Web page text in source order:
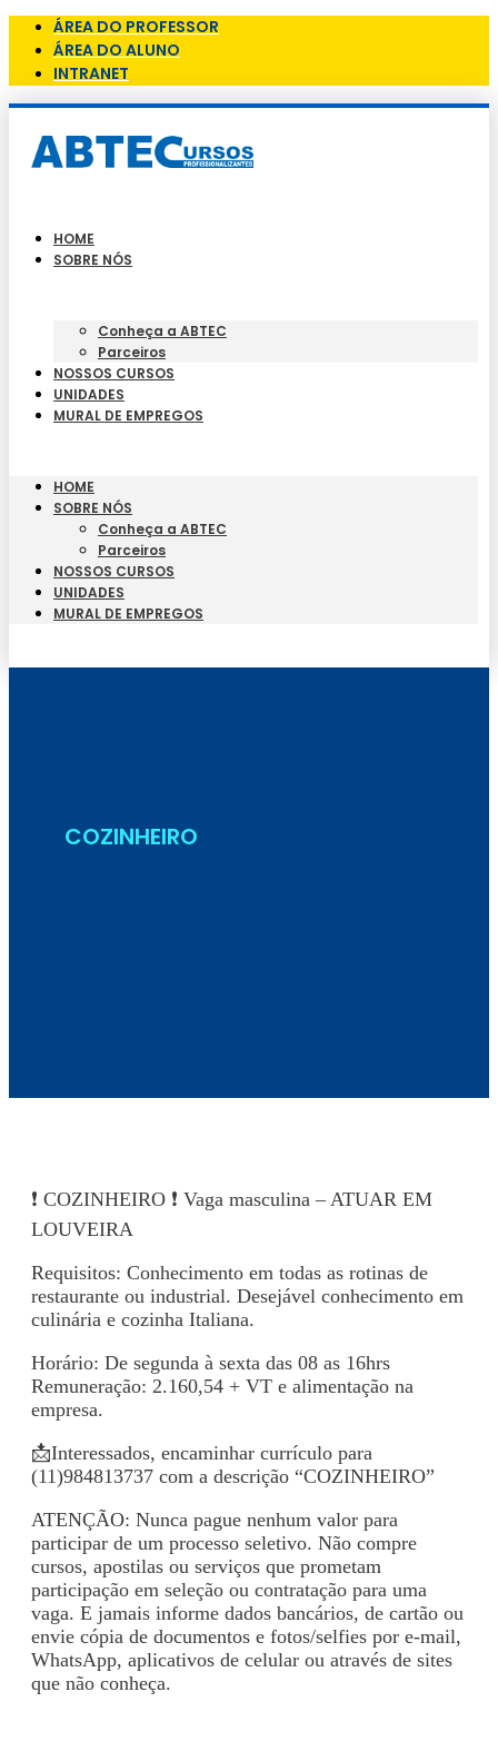
ÁREA DO PROFESSOR
ÁREA DO ALUNO
INTRANET
HOME
SOBRE NÓS
Conheça a ABTEC
Parceiros
NOSSOS CURSOS
UNIDADES
MURAL DE EMPREGOS
HOME
SOBRE NÓS
Conheça a ABTEC
Parceiros
NOSSOS CURSOS
UNIDADES
MURAL DE EMPREGOS
COZINHEIRO
❗ COZINHEIRO ❗ Vaga masculina – ATUAR EM
LOUVEIRA
Requisitos: Conhecimento em todas as rotinas de
restaurante ou industrial. Desejável conhecimento em
culinária e cozinha Italiana.
Horário: De segunda à sexta das 08 as 16hrs
Remuneração: 2.160,54 + VT e alimentação na
empresa.
📩Interessados, encaminhar currículo para
(11)984813737 com a descrição “COZINHEIRO”
ATENÇÃO: Nunca pague nenhum valor para
participar de um processo seletivo. Não compre
cursos, apostilas ou serviços que prometam
participação em seleção ou contratação para uma
vaga. E jamais informe dados bancários, de cartão ou
envie cópia de documentos e fotos/selfies por e-mail,
WhatsApp, aplicativos de celular ou através de sites
que não conheça.